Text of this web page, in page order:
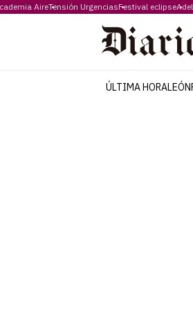
AireTensión UrgenciasFestival eclipse
ÚLTIMA HORALEÓN